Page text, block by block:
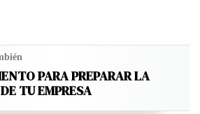
PARA PREPARAR LA
TU EMPRESA